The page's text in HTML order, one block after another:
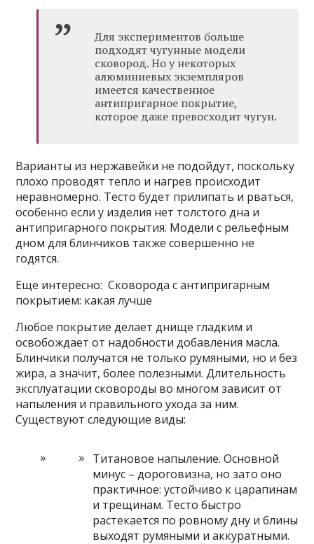
Для экспериментов больше
подходят чугунные модели
сковород. Но у некоторых
алюминиевых экземпляров
имеется качественное
антипригарное покрытие,
которое даже превосходит чугун.
Варианты из нержавейки не подойдут, поскольку
плохо проводят тепло и нагрев происходит
неравномерно. Тесто будет прилипать и рваться,
особенно если у изделия нет толстого дна и
антипригарного покрытия. Модели с рельефным
дном для блинчиков также совершенно не
годятся.
Еще интересно: Сковорода с антипригарным
покрытием: какая лучше
Любое покрытие делает днище гладким и
освобождает от надобности добавления масла.
Блинчики получатся не только румяными, но и без
жира, а значит, более полезными. Длительность
эксплуатации сковороды во многом зависит от
напыления и правильного ухода за ним.
Существуют следующие виды:
Титановое напыление. Основной
минус – дороговизна, но зато оно
практичное: устойчиво к царапинам
и трещинам. Тесто быстро
растекается по ровному дну и блины
выходят румяными и аккуратными.